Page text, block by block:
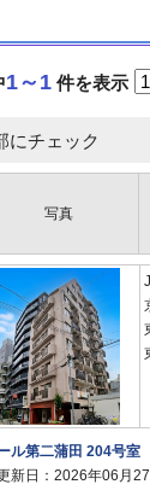
1～1 件を表示
にチェック
写真
ル第二蒲田 204号室
新日：2026年06月27